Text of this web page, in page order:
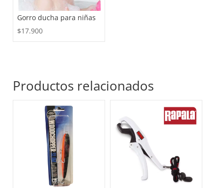
Gorro ducha para niñas
$17.900
Productos relacionados